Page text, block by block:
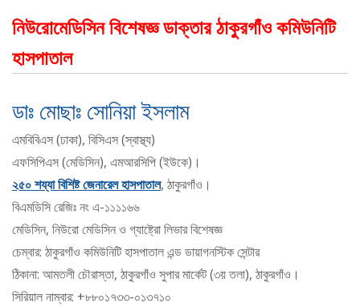
নিউরোমেডিসিন বিশেষজ্ঞ ডাক্তার ঠাকুরগাঁও কমিউনিটি
হাসপাতাল
ডাঃ মোছাঃ সোনিয়া ইসলাম
এমবিবিএস (ঢাকা), বিসিএস (স্বাস্থ্য)
এফসিপিএস (মেডিসিন), এমআরসিপি (ইউকে)।
২৫০ শয্যা বিশিষ্ট জেনারেল হাসপাতাল, ঠাকুরগাঁও।
বিএমডিসি রেজিঃ নং এ-১১১১৬৬
মেডিসিন, নিউরো মেডিসিন ও গ্যাষ্ট্রো লিভার বিশেষজ্ঞ
চেম্বার: ঠাকুরগাঁও কমিউনিটি হাসপাতাল এন্ড ডায়াগনস্টিক সেন্টার
ঠিকানা: আমতলী চৌরাস্তা, ঠাকুরগাঁও সুপার মার্কেট (৩য় তলা), ঠাকুরগাঁও।
সিরিয়াল নাম্বার: +৮৮০১৭৩৩-০১৩৭১০